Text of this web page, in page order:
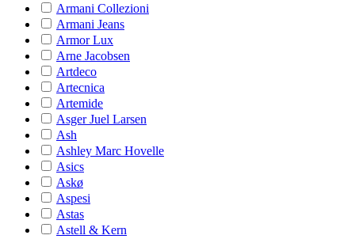
Armani Collezioni
Armani Jeans
Armor Lux
Arne Jacobsen
Artdeco
Artecnica
Artemide
Asger Juel Larsen
Ash
Ashley Marc Hovelle
Asics
Askø
Aspesi
Astas
Astell & Kern